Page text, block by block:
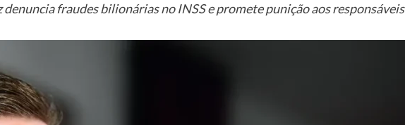
fraudes bilionárias no INSS e promete punição aos responsáveis